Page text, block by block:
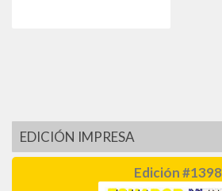
EDICIÓN IMPRESA
Edición #1398